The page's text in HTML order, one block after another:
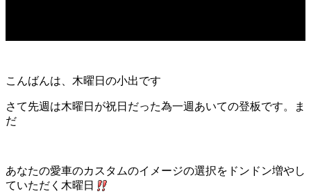
こんばんは、木曜日の小出です
さて先週は木曜日が祝日だった為一週あいての登板です。ま
だ
あなたの愛車のカスタムのイメージの選択をドンドン増やし
ていただく木曜日